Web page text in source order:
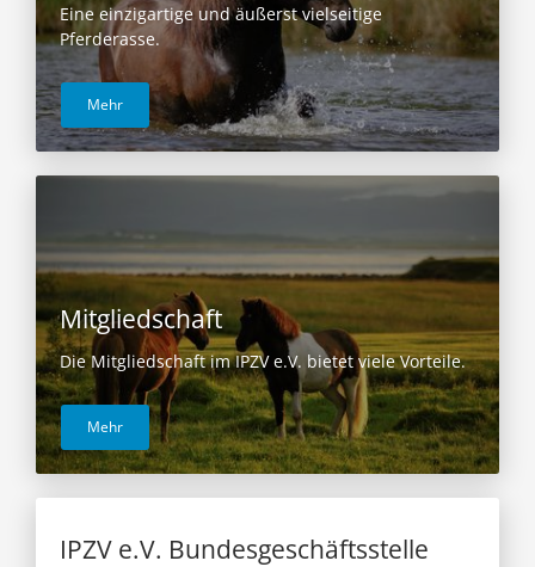
Eine einzigartige und äußerst vielseitige
Pferderasse.
Mehr
Mitgliedschaft
Die Mitgliedschaft im IPZV e.V. bietet viele Vorteile.
Mehr
IPZV e.V. Bundesgeschäftsstelle